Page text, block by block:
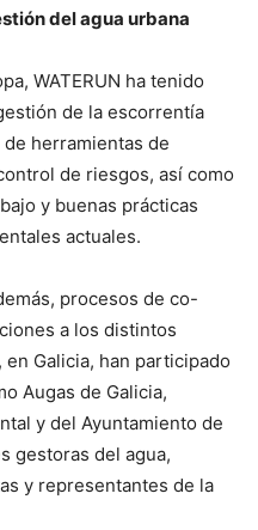
del agua urbana
WATERUN ha tenido
de la escorrentía
herramientas de
de riesgos, así como
y buenas prácticas
actuales.
procesos de co-
a los distintos
Galicia, han participado
Augas de Galicia,
y del Ayuntamiento de
gestoras del agua,
y representantes de la